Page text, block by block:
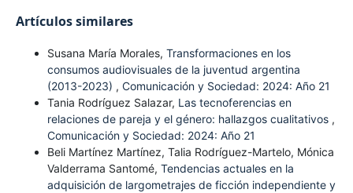
Artículos similares
Susana María Morales, Transformaciones en los
consumos audiovisuales de la juventud argentina
(2013-2023) , Comunicación y Sociedad: 2024: Año 21
Tania Rodríguez Salazar, Las tecnoferencias en
relaciones de pareja y el género: hallazgos cualitativos ,
Comunicación y Sociedad: 2024: Año 21
Beli Martínez Martínez, Talia Rodríguez-Martelo, Mónica
Valderrama Santomé, Tendencias actuales en la
adquisición de largometrajes de ficción independiente y